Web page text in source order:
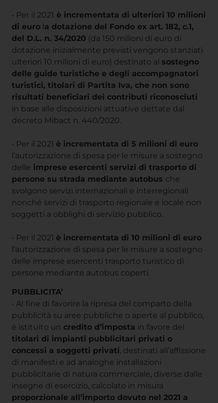
• Per il 2021 è incrementata di ulteriori 10 milioni
di eurol a dotazione del Fondo ex art. 182, c.1,
del D.L. n. 34/2020 (da 150 milioni di euro di
dotazione inizialmente previsti vengono stanziati
ulteriori 10 milioni di euro) destinato al sostegno
delle guide turistiche e degli accompagnatori
turistici, titolari di Partita Iva, che non sono
risultati beneficiari dei contributi riconosciuti
in base alle disposizioni attuative dettate dal
decreto Mibact n. 440/2020.
• Per il 2021 è incrementata di 5 milioni di euro
l’autorizzazione di spesa per le misure a sostegno
delle imprese esercenti servizi di trasporto di
persone su strada mediante autobus che
svolgono servizi internazionali e interregionali
nonché servizi di trasporto regionale e locale non
soggetti a obblighi di servizio pubblico.
• Per il 2021 è incrementata di 10 milioni di euro
l’autorizzazione di spesa per le misure a sostegno
delle imprese esercenti trasporto turistico di
persone mediante autobus coperti.
PUBBLICITA’
• Al fine di favorire la ripresa del comparto della
pubblicità su aree pubbliche o aperte al pubblico,
è istituito un credito d’imposta in favore dei
titolari di impianti pubblicitari privati o
concessi a soggetti privati , destinati all’affissione
di manifesti e ad analoghe installazioni
pubblicitarie di natura commerciale, diverse dalle
insegne di esercizio, calcolato in misura
proporzionale all’importo dovuto nel 2021 a